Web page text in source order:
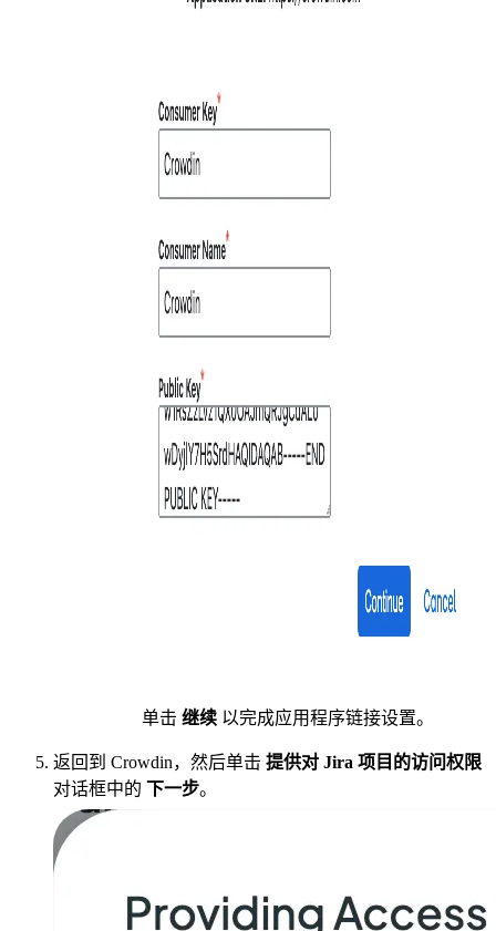
单击 继续 以完成应用程序链接设置。
返回到 Crowdin，然后单击 提供对 Jira 项目的访问权限
对话框中的 下一步。